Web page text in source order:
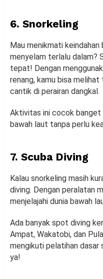
6. Snorkeling
Mau menikmati
menyelam terlalu dalam?
tepat! Dengan
renang, kamu bisa
cantik di perairan dangkal.
Aktivitas ini cocok banget
bawah laut tanpa perlu
7. Scuba Diving
Kalau snorkeling masih
diving. Dengan peralatan
menjelajahi dunia bawah
Ada banyak spot diving
Ampat, Wakatobi, dan
mengikuti pelatihan dasar
ya!